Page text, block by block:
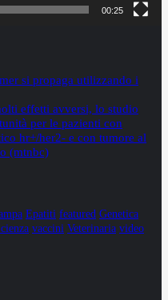
00:25
si propaga utilizzando i
effetti avversi, lo studio
per le pazienti con
hr+/her2- e con tumore al
(mtnbc)
Epatiti featured Genetica
vaccini Veterinaria video